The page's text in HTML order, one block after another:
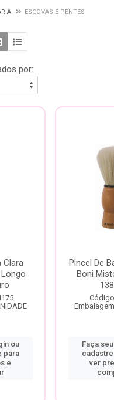
ESCOVAS E PENTES
por:
Clara
ou
para
e
Pincel De
Boni
Faça
ver